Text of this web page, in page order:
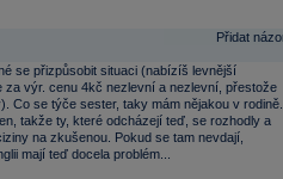
Přidat
se přizpůsobit situaci (nabízíš levnější
výr. cenu 4kč nezlevní a nezlevní, přestože
Co se týče sester, taky mám nějakou v rodině.
takže ty, které odcházejí teď, se rozhodly a
na zkušenou. Pokud se tam nevdají,
mají teď docela problém...